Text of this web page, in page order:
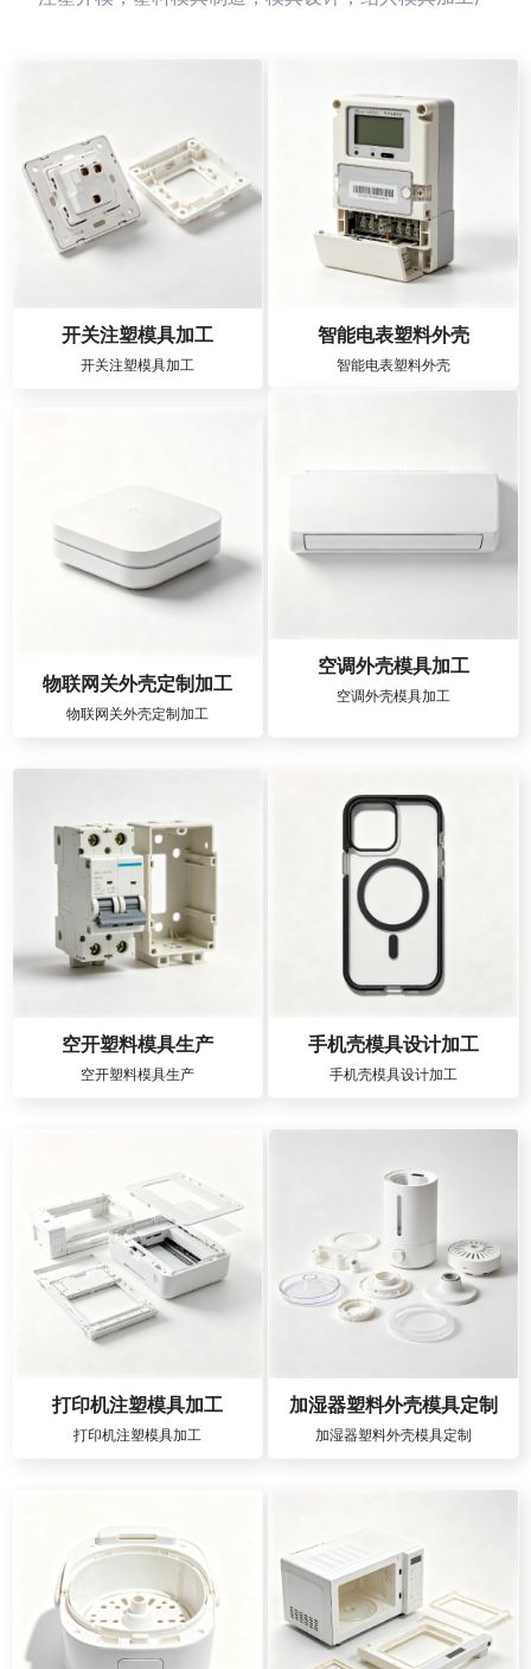
开关注塑模具加工
开关注塑模具加工
智能电表塑料外壳
智能电表塑料外壳
物联网关外壳定制加工
物联网关外壳定制加工
空调外壳模具加工
空调外壳模具加工
空开塑料模具生产
空开塑料模具生产
手机壳模具设计加工
手机壳模具设计加工
打印机注塑模具加工
打印机注塑模具加工
加湿器塑料外壳模具定制
加湿器塑料外壳模具定制